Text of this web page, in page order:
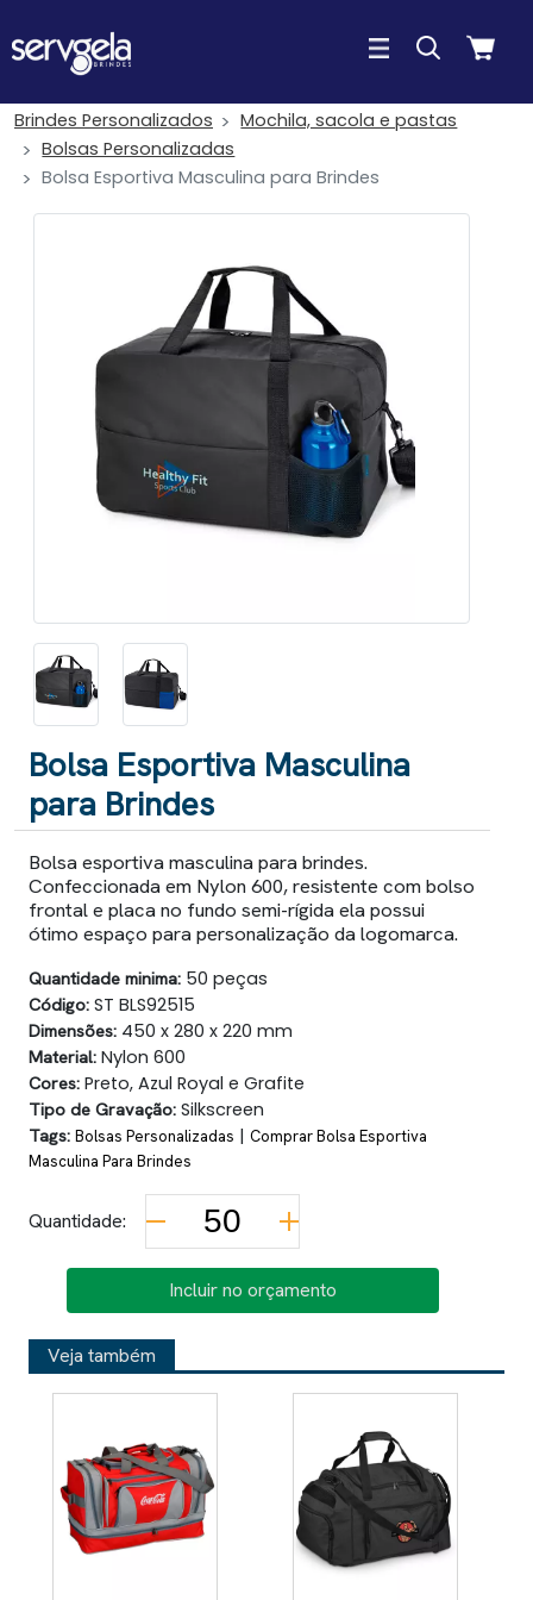
Brindes Personalizados
Mochila, sacola e pastas
Bolsas Personalizadas
Bolsa Esportiva Masculina para Brindes
Bolsa Esportiva Masculina
para Brindes
Bolsa esportiva masculina para brindes.
Confeccionada em Nylon 600, resistente com bolso
frontal e placa no fundo semi-rígida ela possui
ótimo espaço para personalização da logomarca.
Quantidade minima: 50 peças
Código: ST BLS92515
Dimensões: 450 x 280 x 220 mm
Material: Nylon 600
Cores: Preto, Azul Royal e Grafite
Tipo de Gravação: Silkscreen
Tags: Bolsas Personalizadas | Comprar Bolsa Esportiva
Masculina Para Brindes
Quantidade:
Incluir no orçamento
Veja também